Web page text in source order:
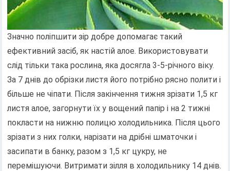
Значно поліпшити зір добре допомагає такий
ефективний засіб, як настій алое. Використовувати
слід тільки така рослина, яка досягла 3-5-річного віку.
За 7 днів до обрізки листя його потрібно рясно полити і
більше не чіпати. Після закінчення тижня зрізати 1,5 кг
листя алое, загорнути їх у вощений папір і на 2 тижні
покласти на нижню полицю холодильника. Після цього
зрізати з них голки, нарізати на дрібні шматочки і
засипати в банку, разом з 1,5 кг цукру, не
перемішуючи. Витримати зілля в холодильнику 14 днів.